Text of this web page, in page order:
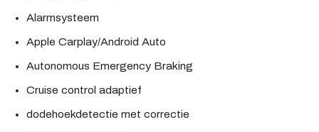
Alarmsysteem
Apple Carplay/Android Auto
Autonomous Emergency Braking
Cruise control adaptief
dodehoekdetectie met correctie